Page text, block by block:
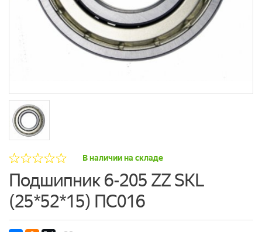
В наличии на складе
Подшипник 6-205 ZZ SKL
(25*52*15) ПС016